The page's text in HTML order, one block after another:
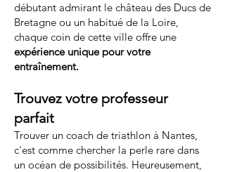
débutant admirant le château des Ducs de
Bretagne ou un habitué de la Loire,
chaque coin de cette ville offre une
expérience unique pour votre
entraînement.
Trouvez votre professeur
parfait
Trouver un coach de triathlon à Nantes,
c'est comme chercher la perle rare dans
un océan de possibilités. Heureusement,